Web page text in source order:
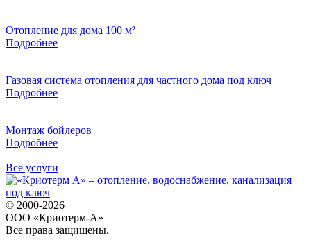
Отопление для дома 100 м²
Подробнее
Газовая система отопления для частного дома под ключ
Подробнее
Монтаж бойлеров
Подробнее
Все услуги
© 2000-2026
ООО «Криотерм-А»
Все права защищены.